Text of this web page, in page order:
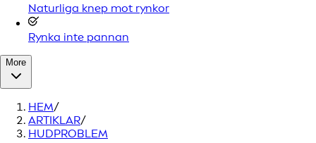
Naturliga knep mot rynkor
Rynka inte pannan
More
HEM/
ARTIKLAR/
HUDPROBLEM